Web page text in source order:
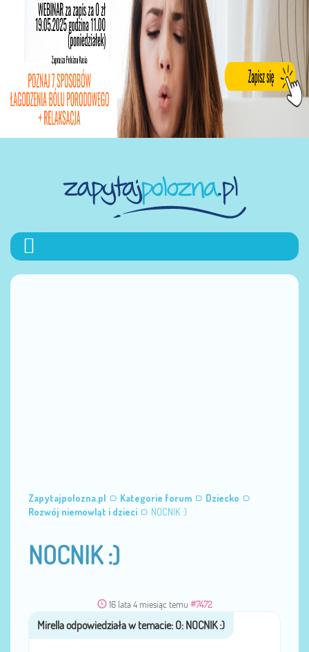
Zapytajpolozna.pl Kategorie forum
Dziecko
Rozwój niemowląt i dzieci
NOCNIK :)
NOCNIK :)
16 lata 4 miesiąc temu #7472
przezMirella